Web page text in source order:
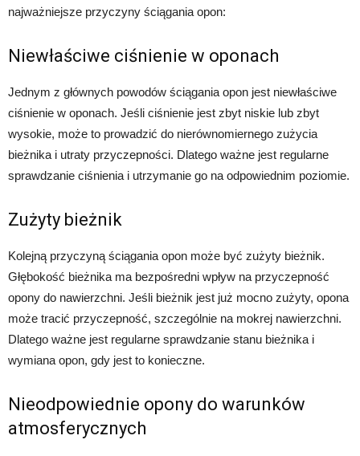
najważniejsze przyczyny ściągania opon:
Niewłaściwe ciśnienie w oponach
Jednym z głównych powodów ściągania opon jest niewłaściwe
ciśnienie w oponach. Jeśli ciśnienie jest zbyt niskie lub zbyt
wysokie, może to prowadzić do nierównomiernego zużycia
bieżnika i utraty przyczepności. Dlatego ważne jest regularne
sprawdzanie ciśnienia i utrzymanie go na odpowiednim poziomie.
Zużyty bieżnik
Kolejną przyczyną ściągania opon może być zużyty bieżnik.
Głębokość bieżnika ma bezpośredni wpływ na przyczepność
opony do nawierzchni. Jeśli bieżnik jest już mocno zużyty, opona
może tracić przyczepność, szczególnie na mokrej nawierzchni.
Dlatego ważne jest regularne sprawdzanie stanu bieżnika i
wymiana opon, gdy jest to konieczne.
Nieodpowiednie opony do warunków
atmosferycznych